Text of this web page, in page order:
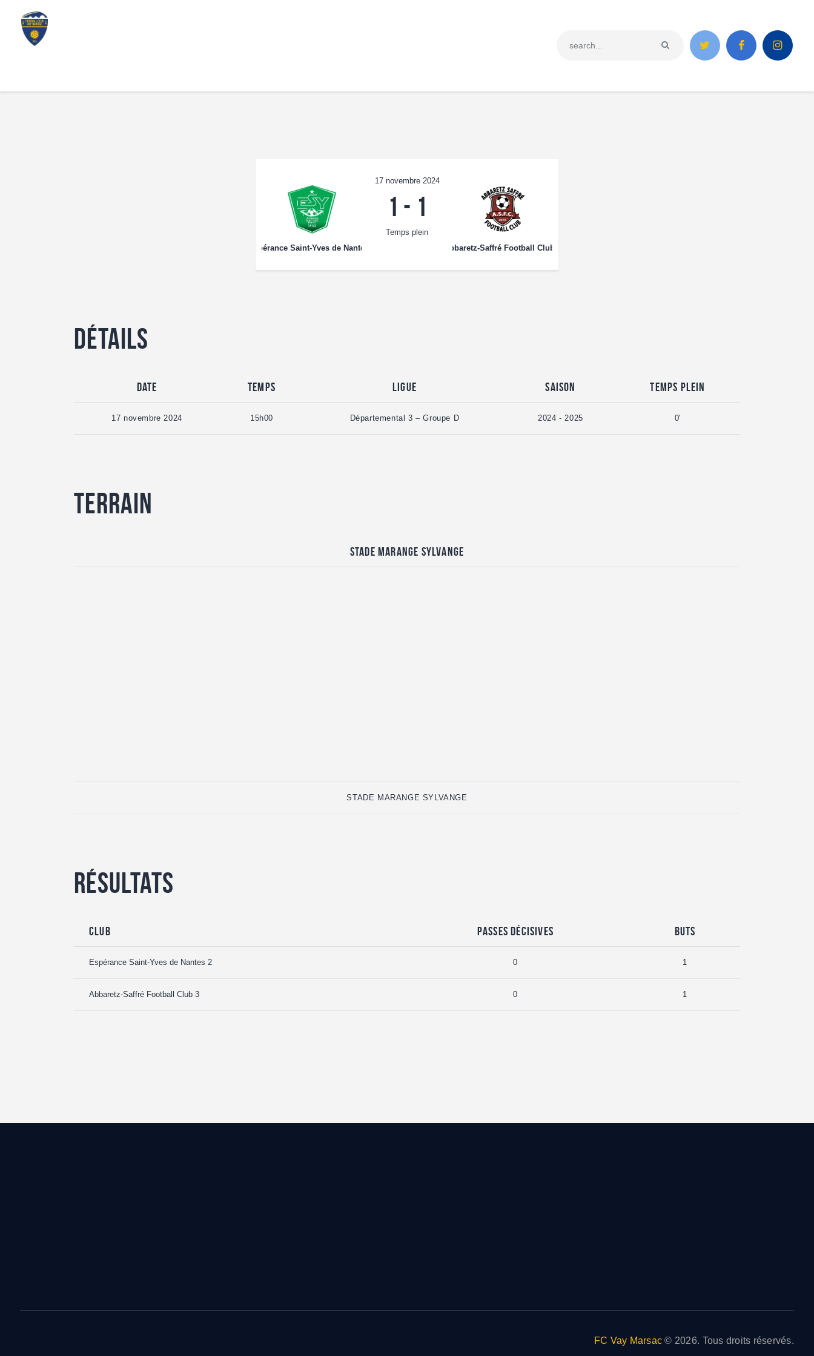
Partenariats
Espérance Saint-Yves de Nantes 2 Abbaretz-Saffré Football Club 3
17 novembre 2024
1 - 1
Temps plein
Détails
Date Temps Ligue Saison Temps plein
17 novembre 2024 15h00 Départemental 3 – Groupe D 2024 - 2025 0'
Terrain
STADE MARANGE SYLVANGE
STADE MARANGE SYLVANGE
Résultats
Club Passes Décisives Buts
Espérance Saint-Yves de Nantes 2 0 1
Abbaretz-Saffré Football Club 3 0 1
FC Vay Marsac © 2026. Tous droits réservés.